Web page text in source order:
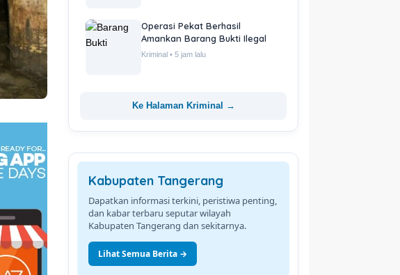
Operasi Pekat Berhasil
Amankan Barang Bukti Ilegal
Kriminal • 5 jam lalu
Ke Halaman Kriminal →
Kabupaten Tangerang
Dapatkan informasi terkini, peristiwa penting,
dan kabar terbaru seputar wilayah
Kabupaten Tangerang dan sekitarnya.
Lihat Semua Berita →